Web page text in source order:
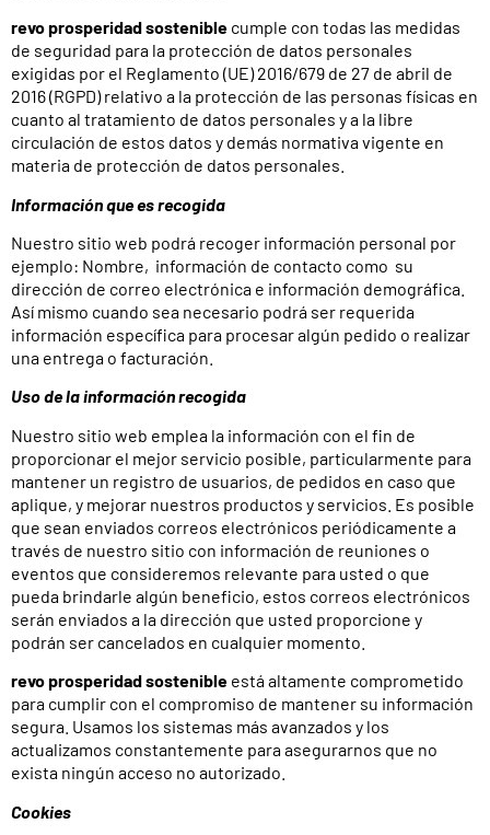
revo prosperidad sostenible cumple con todas las medidas
de seguridad para la protección de datos personales
exigidas por el Reglamento (UE) 2016/679 de 27 de abril de
2016 (RGPD) relativo a la protección de las personas físicas en
cuanto al tratamiento de datos personales y a la libre
circulación de estos datos y demás normativa vigente en
materia de protección de datos personales.
Información que es recogida
Nuestro sitio web podrá recoger información personal por
ejemplo: Nombre, información de contacto como su
dirección de correo electrónica e información demográfica.
Así mismo cuando sea necesario podrá ser requerida
información específica para procesar algún pedido o realizar
una entrega o facturación.
Uso de la información recogida
Nuestro sitio web emplea la información con el fin de
proporcionar el mejor servicio posible, particularmente para
mantener un registro de usuarios, de pedidos en caso que
aplique, y mejorar nuestros productos y servicios. Es posible
que sean enviados correos electrónicos periódicamente a
través de nuestro sitio con información de reuniones o
eventos que consideremos relevante para usted o que
pueda brindarle algún beneficio, estos correos electrónicos
serán enviados a la dirección que usted proporcione y
podrán ser cancelados en cualquier momento.
revo prosperidad sostenible está altamente comprometido
para cumplir con el compromiso de mantener su información
segura. Usamos los sistemas más avanzados y los
actualizamos constantemente para asegurarnos que no
exista ningún acceso no autorizado.
Cookies